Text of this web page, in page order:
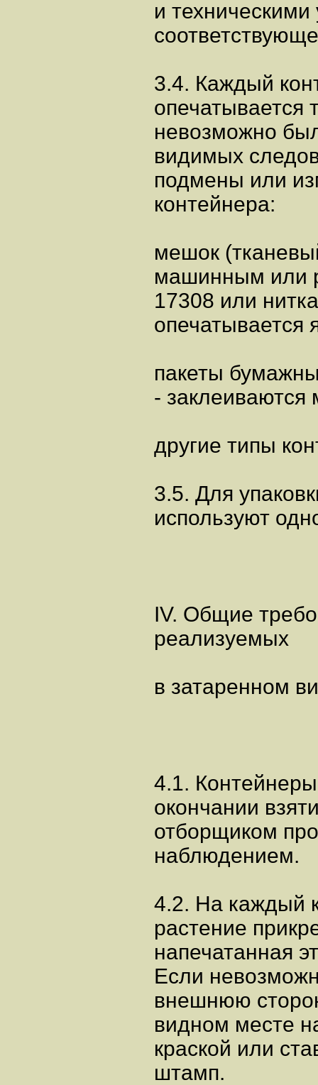
и
3.4. Каждый
опечатывается
невозможно
видимых
подмены или
контейнера:
мешок
машинным или
17308 или
опечатывается
пакеты
-
другие типы
3.5. Для
используют
IV. Общие
реализуемых
в затаренном
4.1.
окончании
отборщиком
наблюдением.
4.2. На каждый
растение
напечатанная
Если
внешнюю
видном месте
краской или
штамп.